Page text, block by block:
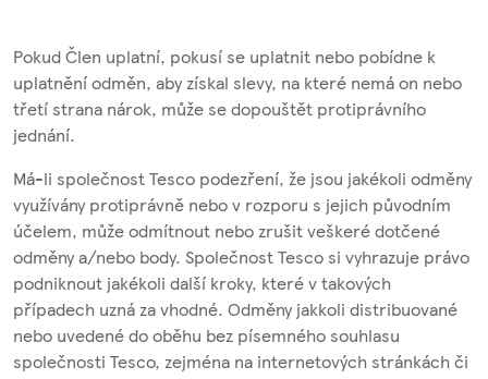
Pokud Člen uplatní, pokusí se uplatnit nebo pobídne k
uplatnění odměn, aby získal slevy, na které nemá on nebo
třetí strana nárok, může se dopouštět protiprávního
jednání.
Má-li společnost Tesco podezření, že jsou jakékoli odměny
využívány protiprávně nebo v rozporu s jejich původním
účelem, může odmítnout nebo zrušit veškeré dotčené
odměny a/nebo body. Společnost Tesco si vyhrazuje právo
podniknout jakékoli další kroky, které v takových
případech uzná za vhodné. Odměny jakkoli distribuované
nebo uvedené do oběhu bez písemného souhlasu
společnosti Tesco, zejména na internetových stránkách či